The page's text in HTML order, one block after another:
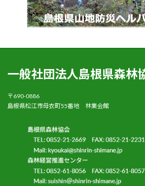
一般社団法人島根県森林
〒690-0886
島根県松江市母衣町55番地 林業会館